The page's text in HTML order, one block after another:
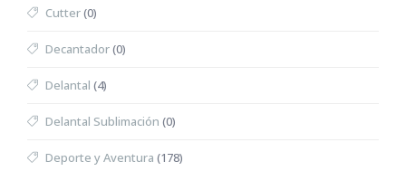
Cutter(0)
Decantador(0)
Delantal (4)
Delantal Sublimación (0)
Deporte y Aventura (178)